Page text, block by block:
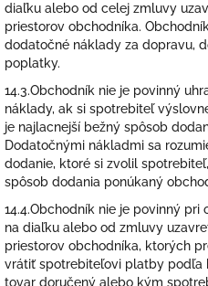
diaľku alebo od celej zmluvy
priestorov obchodníka.
dodatočné náklady za dopravu,
poplatky.
14.3.Obchodník nie je povinný
náklady, ak si spotrebiteľ
je najlacnejší bežný spôsob
Dodatočnými nákladmi sa
dodanie, ktoré si zvolil
spôsob dodania ponúkaný
14.4.Obchodník nie je povinný
na diaľku alebo od zmluvy
priestorov obchodníka, ktorých
vrátiť spotrebiteľovi platby podľa
tovar doručený alebo kým